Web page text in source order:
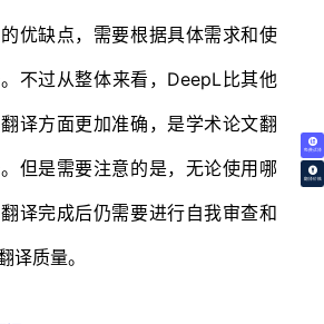
免费试译
翻译价格
优缺点，需要根据具体需求和使
不过从整体来看，DeepL比其他
译方面更加准确，是学术论文翻
但是需要注意的是，无论使用哪
译完成后仍需要进行自我审查和
译质量。